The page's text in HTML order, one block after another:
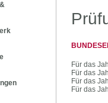
Für das
Für das
Für das
Für das